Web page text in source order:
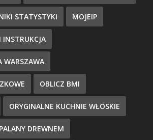
STATYSTYKI MOJEIP
WARSZAWA
OBLICZ BMI
ORYGINALNE KUCHNIE WŁOSKIE
DREWNEM